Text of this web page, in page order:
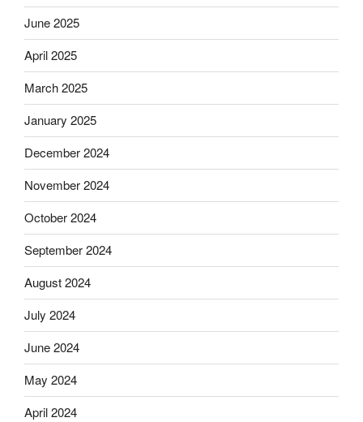
June 2025
April 2025
March 2025
January 2025
December 2024
November 2024
October 2024
September 2024
August 2024
July 2024
June 2024
May 2024
April 2024